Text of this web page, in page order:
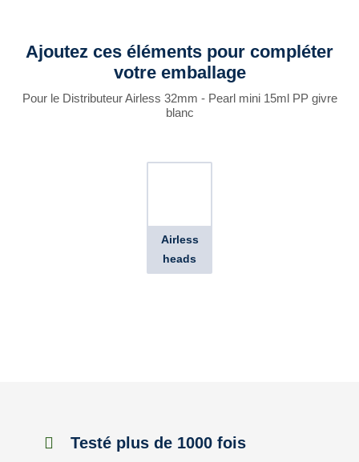
Ajoutez ces éléments pour compléter
votre emballage
Pour le Distributeur Airless 32mm - Pearl mini 15ml PP givre
blanc
Airless
heads
Testé plus de 1000 fois